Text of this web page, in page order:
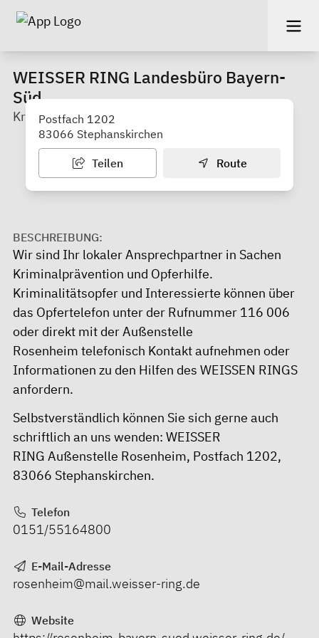
WEISSER RING Landesbüro Bayern-
Süd
Kriminalprävention und Opferhilfe
Postfach 1202
83066 Stephanskirchen
Teilen Route
BESCHREIBUNG:
Wir sind Ihr lokaler Ansprechpartner in Sachen
Kriminalprävention und Opferhilfe.
Kriminalitätsopfer und Interessierte können über
das Opfertelefon unter der Rufnummer 116 006
oder direkt mit der Außenstelle
Rosenheim telefonisch Kontakt aufnehmen oder
Informationen zu den Hilfen des WEISSEN RINGS
anfordern.
Selbstverständlich können Sie sich gerne auch
schriftlich an uns wenden: WEISSER
RING Außenstelle Rosenheim, Postfach 1202,
83066 Stephanskirchen.
Telefon
0151/55164800
E-Mail-Adresse
rosenheim@mail.weisser-ring.de
Website